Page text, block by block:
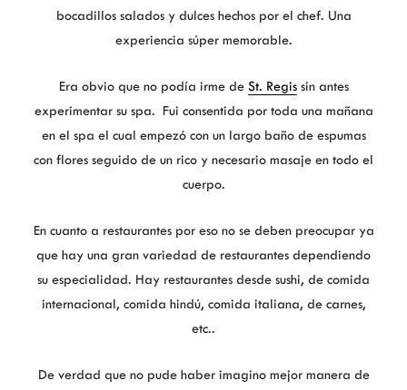
bocadillos salados y dulces hechos por el chef. Una
experiencia súper memorable.
Era obvio que no podía irme de St. Regissin antes
experimentar su spa. Fui consentida por toda una mañana
en el spa el cual empezó con un largo baño de espumas
con flores seguido de un rico y necesario masaje en todo el
cuerpo.
En cuanto a restaurantes por eso no se deben preocupar ya
que hay una gran variedad de restaurantes dependiendo
su especialidad. Hay restaurantes desde sushi, de comida
internacional, comida hindú, comida italiana, de carnes,
etc..
De verdad que no pude haber imagino mejor manera de